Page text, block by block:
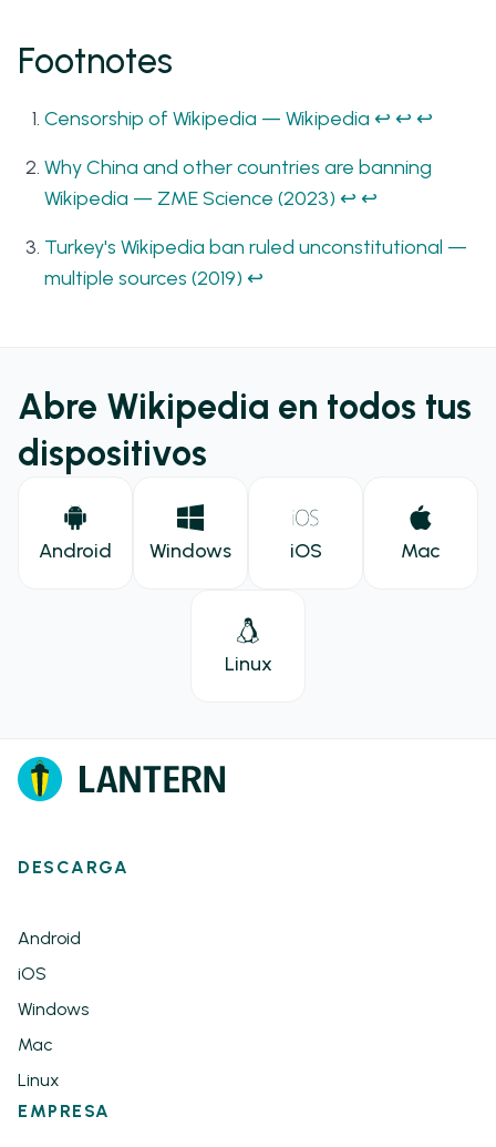
Footnotes
Censorship of Wikipedia — Wikipedia ↩ ↩ ↩
Why China and other countries are banning
Wikipedia — ZME Science (2023) ↩ ↩
Turkey's Wikipedia ban ruled unconstitutional —
multiple sources (2019) ↩
Abre Wikipedia en todos tus
dispositivos
Android Windows iOS Mac
Linux
DESCARGA
Android
iOS
Windows
Mac
Linux
EMPRESA